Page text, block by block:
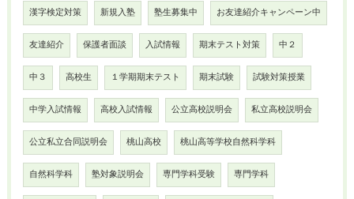
漢字検定対策 新規入塾 塾生募集中 お友達紹介キャンペーン中
友達紹介 保護者面談 入試情報 期末テスト対策 中２
中３ 高校生 １学期期末テスト 期末試験 試験対策授業
中学入試情報 高校入試情報 公立高校説明会 私立高校説明会
公立私立合同説明会 桃山高校 桃山高等学校自然科学科
自然科学科 塾対象説明会 専門学科受験 専門学科